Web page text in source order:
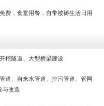
，食堂用餐，自带被褥生活日用
挖隧道、大型桥梁建设
、自来水管道、排污管道、管网
与改造